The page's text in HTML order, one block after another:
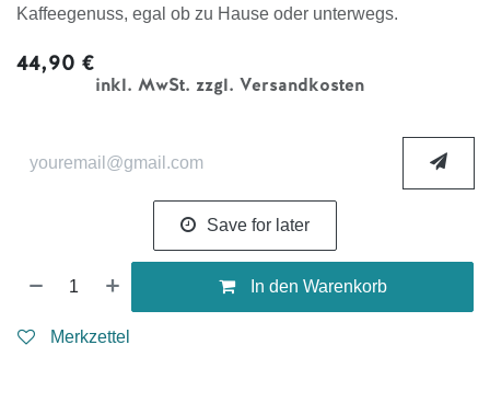
Kaffeegenuss, egal ob zu Hause oder unterwegs.
44,90 €
inkl. MwSt. zzgl. Versandkosten
Save for later
In den Warenkorb
Merkzettel